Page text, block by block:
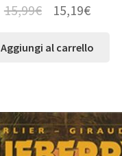
15,99€ 15,19€
Aggiungi al carrello